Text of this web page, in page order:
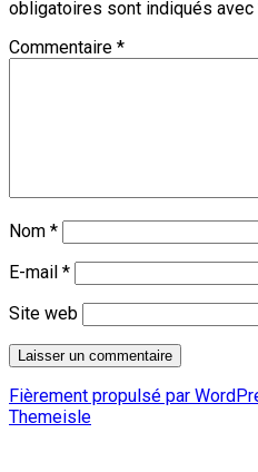
obligatoires sont indiqués avec
Commentaire *
Nom *
E-mail *
Site web
Fièrement propulsé par
Themeisle